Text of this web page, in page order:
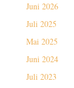
Juni 2026
Juli 2025
Mai 2025
Juni 2024
Juli 2023